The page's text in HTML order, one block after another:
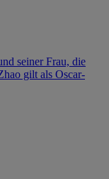
seiner Frau, die
gilt als Oscar-